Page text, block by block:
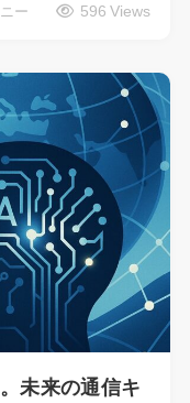
ー 596 Views
未来の通信キ